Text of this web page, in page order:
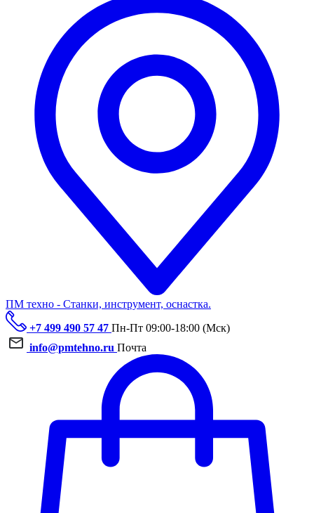
ПМ техно - Станки, инструмент, оснастка.
+7 499 490 57 47 Пн-Пт 09:00-18:00 (Мск)
info@pmtehno.ru Почта